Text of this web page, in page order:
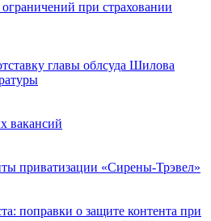
при страховании
главы облсуда Шилова
вакансий
приватизации «Сирены-Трэвел»
поправки о защите контента при